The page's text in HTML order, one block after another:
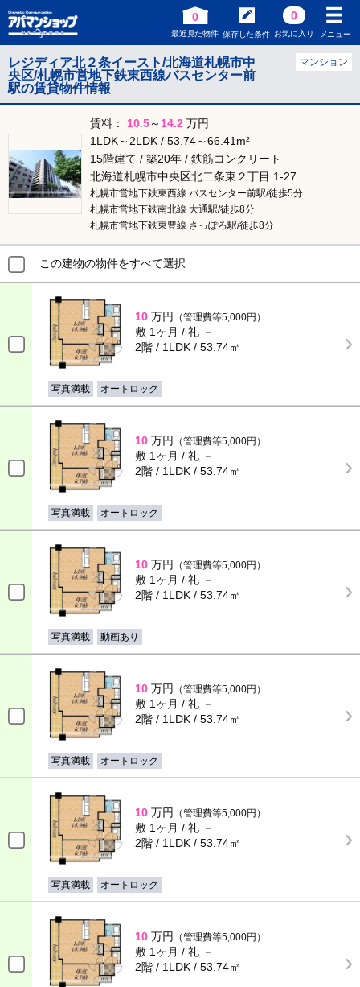
0
最近見た物件 保存した条件
0
お気に入り メニュー
レジディア北２条イースト/北海道札幌市中
央区/札幌市営地下鉄東西線バスセンター前
駅の賃貸物件情報
マンション
賃料： 10.5～ 14.2 万円
1LDK～2LDK / 53.74～66.41m²
15階建て / 築20年 / 鉄筋コンクリート
北海道札幌市中央区北二条東２丁目 1-27
札幌市営地下鉄東西線 バスセンター前駅/徒歩5分
札幌市営地下鉄南北線 大通駅/徒歩8分
札幌市営地下鉄東豊線 さっぽろ駅/徒歩8分
この建物の物件をすべて選択
10 万円 （管理費等5,000円）
敷 1ヶ月 / 礼 －
2階 / 1LDK / 53.74㎡
写真満載 オートロック
10 万円 （管理費等5,000円）
敷 1ヶ月 / 礼 －
2階 / 1LDK / 53.74㎡
写真満載 オートロック
10 万円 （管理費等5,000円）
敷 1ヶ月 / 礼 －
2階 / 1LDK / 53.74㎡
写真満載 動画あり
10 万円 （管理費等5,000円）
敷 1ヶ月 / 礼 －
2階 / 1LDK / 53.74㎡
写真満載 オートロック
10 万円 （管理費等5,000円）
敷 1ヶ月 / 礼 －
2階 / 1LDK / 53.74㎡
写真満載 オートロック
10 万円 （管理費等5,000円）
敷 1ヶ月 / 礼 －
2階 / 1LDK / 53.74㎡